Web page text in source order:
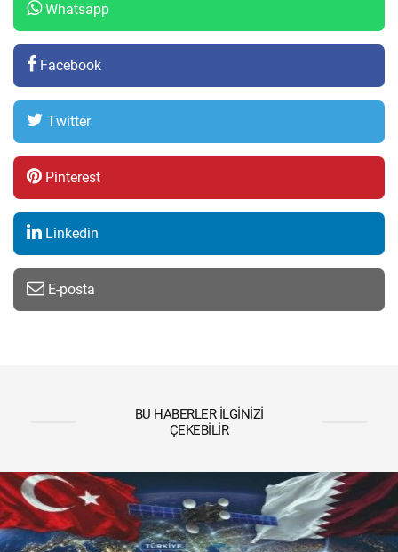
Whatsapp
Facebook
Twitter
Pinterest
Linkedin
E-posta
BU HABERLER İLGINIZI
ÇEKEBILIR